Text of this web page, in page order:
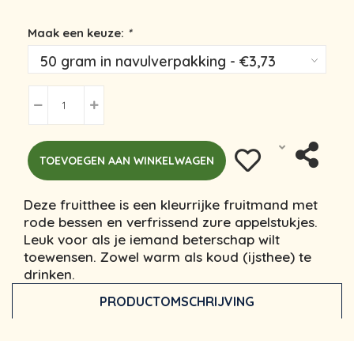
Maak een keuze: *
TOEVOEGEN AAN WINKELWAGEN
Deze fruitthee is een kleurrijke fruitmand met
rode bessen en verfrissend zure appelstukjes.
Leuk voor als je iemand beterschap wilt
toewensen. Zowel warm als koud (ijsthee) te
drinken.
PRODUCTOMSCHRIJVING